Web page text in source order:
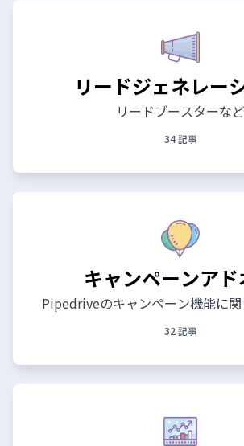
リードジェネレー
リードブースターなど
34 記事
キャンペーンアド
Pipedriveのキャンペーン機能に
32 記事